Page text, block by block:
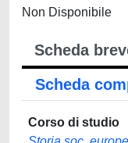
Non Disponibile
Scheda
Scheda
Corso di studio